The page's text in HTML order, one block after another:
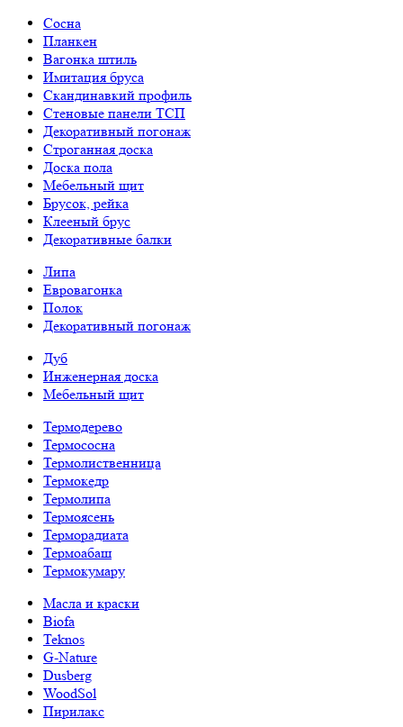
Сосна
Планкен
Вагонка штиль
Имитация бруса
Скандинавкий профиль
Стеновые панели ТСП
Декоративный погонаж
Строганная доска
Доска пола
Мебельный щит
Брусок, рейка
Клееный брус
Декоративные балки
Липа
Евровагонка
Полок
Декоративный погонаж
Дуб
Инженерная доска
Мебельный щит
Термодерево
Термососна
Термолиственница
Термокедр
Термолипа
Термоясень
Терморадиата
Термоабаш
Термокумару
Масла и краски
Biofa
Teknos
G-Nature
Dusberg
WoodSol
Пирилакс